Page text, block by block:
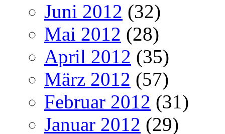
Juni 2012 (32)
Mai 2012 (28)
April 2012 (35)
März 2012 (57)
Februar 2012 (31)
Januar 2012 (29)